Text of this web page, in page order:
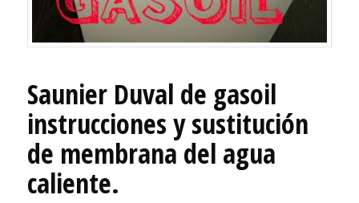
Saunier Duval de gasoil
instrucciones y sustitución
de membrana del agua
caliente.